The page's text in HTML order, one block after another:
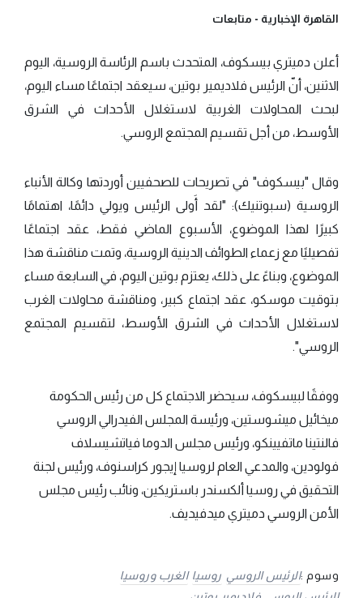
القاهرة الإخبارية - متابعات
أعلن دميتري بيسكوف، المتحدث باسم الرئاسة الروسية، اليوم
الاثنين، أنّ الرئيس فلاديمير بوتين، سيعقد اجتماعًا مساء اليوم،
لبحث المحاولات الغربية لاستغلال الأحداث في الشرق
الأوسط، من أجل تقسيم المجتمع الروسي.
وقال "بيسكوف" في تصريحات للصحفيين أوردتها وكالة الأنباء
الروسية (سبوتنيك): "لقد أَولى الرئيس ويولي دائمًا، اهتمامًا
كبيرًا لهذا الموضوع، الأسبوع الماضي فقط، عقد اجتماعًا
تفصيليًا مع زعماء الطوائف الدينية الروسية، وتمت مناقشة هذا
الموضوع، وبناءً على ذلك، يعتزم بوتين اليوم، في السابعة مساء
بتوقيت موسكو، عقد اجتماع كبير، ومناقشة محاولات الغرب
لاستغلال الأحداث في الشرق الأوسط، لتقسيم المجتمع
الروسي".
ووفقًا لبيسكوف، سيحضر الاجتماع كل من رئيس الحكومة
ميخائيل ميشوستين، ورئيسة المجلس الفيدرالي الروسي
فالنتينا ماتفيينكو، ورئيس مجلس الدوما فياتشيسلاف
فولودين، والمدعي العام لروسيا إيجور كراسنوف، ورئيس لجنة
التحقيق في روسيا ألكسندر باستريكين، ونائب رئيس مجلس
الأمن الروسي دميتري ميدفيديف.
وسوم :الرئيس الروسي روسيا الغرب وروسيا